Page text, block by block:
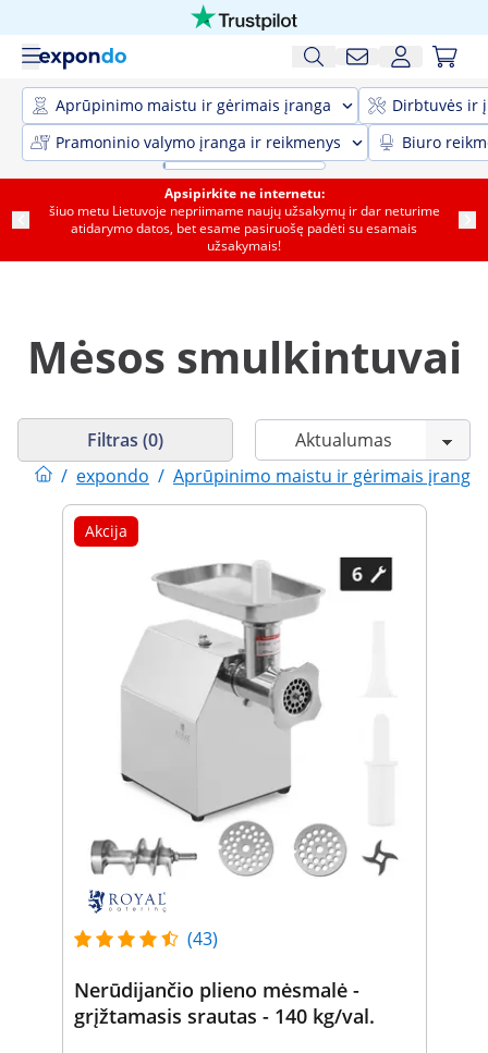
Aprūpinimo maistu ir gėrimais įranga
Dirbtuvės ir
Pramoninio valymo įranga ir reikmenys
Biuro
Apsipirkite ne internetu:
šiuo metu Lietuvoje nepriimame naujų užsakymų ir dar neturime
atidarymo datos, bet esame pasiruošę padėti su esamais
užsakymais!
Mėsos smulkintuvai
/ expondo / Aprūpinimo maistu ir gėrimais įranga
Filtras (0)
Akcija
(43)
Nerūdijančio plieno mėsmalė -
grįžtamasis srautas - 140 kg/val.